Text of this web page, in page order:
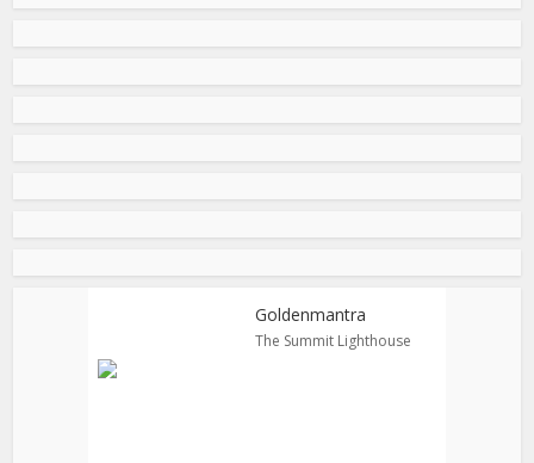
Goldenmantra
The Summit Lighthouse